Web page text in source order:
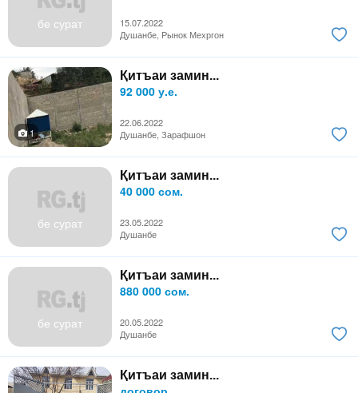
бе сурат
15.07.2022
Душанбе, Рынок Мехргон
Қитъаи замин...
92 000 у.е.
22.06.2022
1
Душанбе, Зарафшон
бе сурат
Қитъаи замин...
40 000 сом.
23.05.2022
Душанбе
бе сурат
Қитъаи замин...
880 000 сом.
20.05.2022
Душанбе
Қитъаи замин...